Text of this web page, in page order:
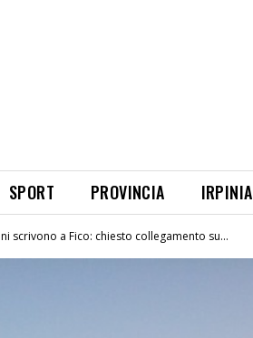
SPORT PROVINCIA IRPINIA
scrivono a Fico: chiesto collegamento su...